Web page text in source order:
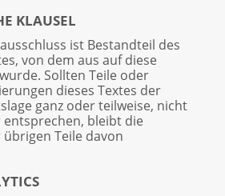
KLAUSEL
ist Bestandteil des
von dem aus auf diese
Sollten Teile oder
dieses Textes der
ganz oder teilweise, nicht
bleibt die
Teile davon